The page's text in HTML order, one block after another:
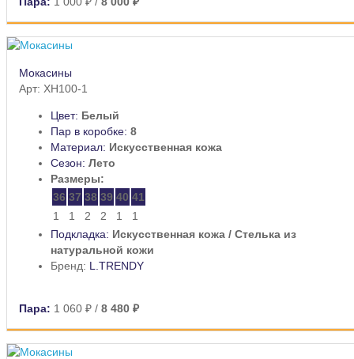
Мокасины
Арт: XH100-1
Цвет: Белый
Пар в коробке: 8
Материал: Искусственная кожа
Сезон: Лето
Размеры:
36 37 38 39 40 41
1
1 2 2 1
1
Подкладка: Искусственная кожа / Стелька из
натуральной кожи
Бренд: L.TRENDY
Пара: 1 060 ₽ / 8 480 ₽